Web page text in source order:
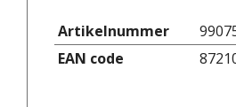
Artikelnummer
EAN code